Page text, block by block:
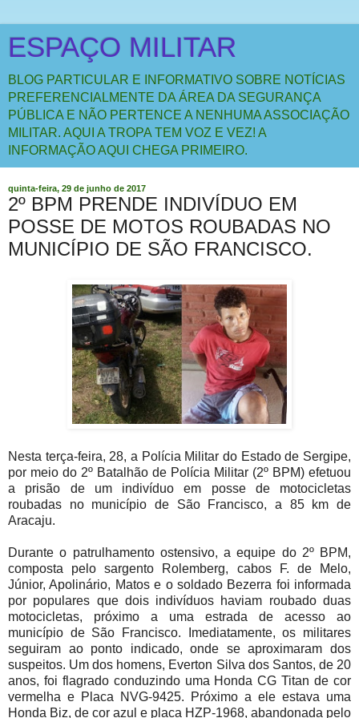
ESPAÇO MILITAR
BLOG PARTICULAR E INFORMATIVO SOBRE NOTÍCIAS
PREFERENCIALMENTE DA ÁREA DA SEGURANÇA
PÚBLICA E NÃO PERTENCE A NENHUMA ASSOCIAÇÃO
MILITAR. AQUI A TROPA TEM VOZ E VEZ! A
INFORMAÇÃO AQUI CHEGA PRIMEIRO.
quinta-feira, 29 de junho de 2017
2º BPM PRENDE INDIVÍDUO EM
POSSE DE MOTOS ROUBADAS NO
MUNICÍPIO DE SÃO FRANCISCO.
Nesta terça-feira, 28, a Polícia Militar do Estado de Sergipe,
por meio do 2º Batalhão de Polícia Militar (2º BPM) efetuou
a prisão de um indivíduo em posse de motocicletas
roubadas no município de São Francisco, a 85 km de
Aracaju.
Durante o patrulhamento ostensivo, a equipe do 2º BPM,
composta pelo sargento Rolemberg, cabos F. de Melo,
Júnior, Apolinário, Matos e o soldado Bezerra foi informada
por populares que dois indivíduos haviam roubado duas
motocicletas, próximo a uma estrada de acesso ao
município de São Francisco. Imediatamente, os militares
seguiram ao ponto indicado, onde se aproximaram dos
suspeitos. Um dos homens, Everton Silva dos Santos, de 20
anos, foi flagrado conduzindo uma Honda CG Titan de cor
vermelha e Placa NVG-9425. Próximo a ele estava uma
Honda Biz, de cor azul e placa HZP-1968, abandonada pelo